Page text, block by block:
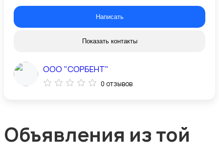
Написать
Показать контакты
ООО "СОРБЕНТ"
0 отзывов
Объявления из той